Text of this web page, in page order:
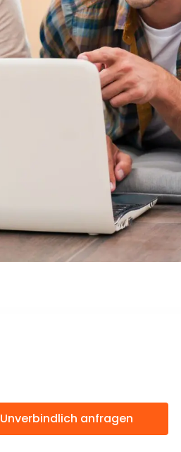
Unverbindlich anfragen